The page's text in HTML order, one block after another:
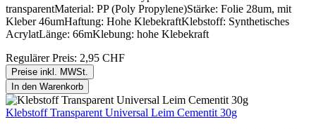
transparentMaterial: PP (Poly Propylene)Stärke: Folie 28um, mit
Kleber 46umHaftung: Hohe KlebekraftKlebstoff: Synthetisches
AcrylatLänge: 66mKlebung: hohe Klebekraft
Regulärer Preis: 2,95 CHF
Preise inkl. MWSt.
In den Warenkorb
Klebstoff Transparent Universal Leim Cementit 30g